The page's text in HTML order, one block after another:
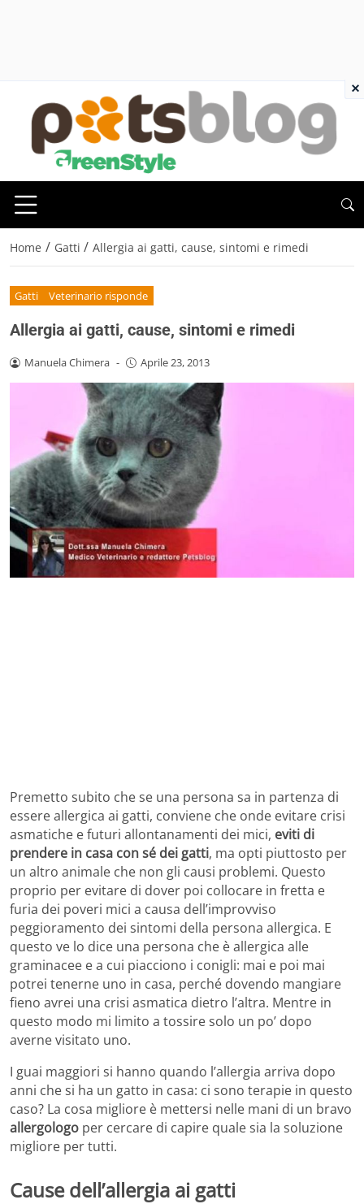
Home / Gatti / Allergia ai gatti, cause, sintomi e rimedi
Gatti Veterinario risponde
Allergia ai gatti, cause, sintomi e rimedi
Manuela Chimera - Aprile 23, 2013
Premetto subito che se una persona sa in partenza di
essere allergica ai gatti, conviene che onde evitare crisi
asmatiche e futuri allontanamenti dei mici, eviti di
prendere in casa con sé dei gatti, ma opti piuttosto per
un altro animale che non gli causi problemi. Questo
proprio per evitare di dover poi collocare in fretta e
furia dei poveri mici a causa dell’improvviso
peggioramento dei sintomi della persona allergica. E
questo ve lo dice una persona che è allergica alle
graminacee e a cui piacciono i conigli: mai e poi mai
potrei tenerne uno in casa, perché dovendo mangiare
fieno avrei una crisi asmatica dietro l’altra. Mentre in
questo modo mi limito a tossire solo un po’ dopo
averne visitato uno.
I guai maggiori si hanno quando l’allergia arriva dopo
anni che si ha un gatto in casa: ci sono terapie in questo
caso? La cosa migliore è mettersi nelle mani di un bravo
allergologo per cercare di capire quale sia la soluzione
migliore per tutti.
Cause dell’allergia ai gatti
×